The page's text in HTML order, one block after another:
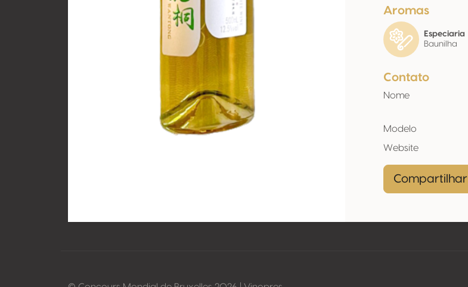
Aromas
Especiaria
Baunilha
Contato
Nome
Modelo
Website
Compartilhar